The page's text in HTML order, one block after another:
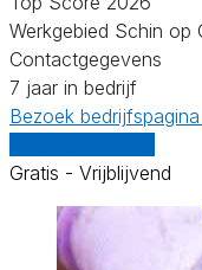
Werkgebied Schin op
Contactgegevens
7 jaar in bedrijf
Bezoek bedrijfspagina
Gratis - Vrijblijvend